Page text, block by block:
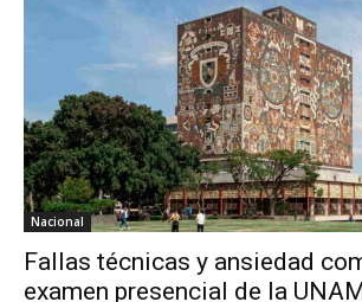
Nacional
Fallas técnicas y ansiedad
examen presencial de la